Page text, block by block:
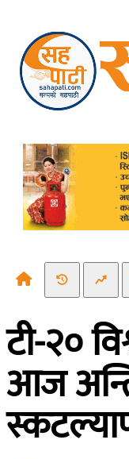
Recent News
टी-२०
आज